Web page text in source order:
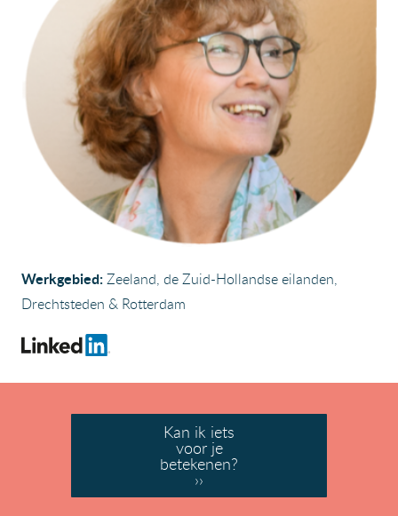
Werkgebied:Zeeland, de Zuid-Hollandse eilanden,
Drechtsteden & Rotterdam
Kan ik iets
voor je
betekenen?
››